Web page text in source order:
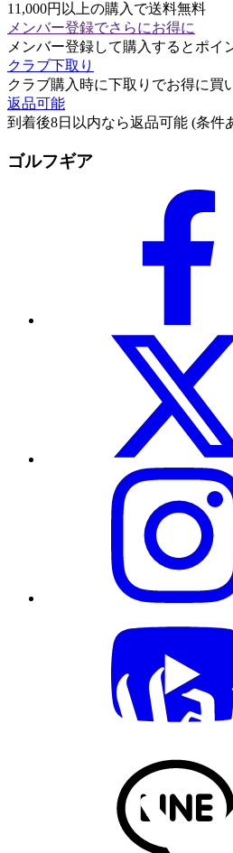
11,000円以上の購入で送料無料
メンバー登録でさらにお得に
メンバー登録して購入するとポイ
クラブ下取り
クラブ購入時に下取りでお得に買
返品可能
到着後8日以内なら返品可能 (条件
ゴルフギア